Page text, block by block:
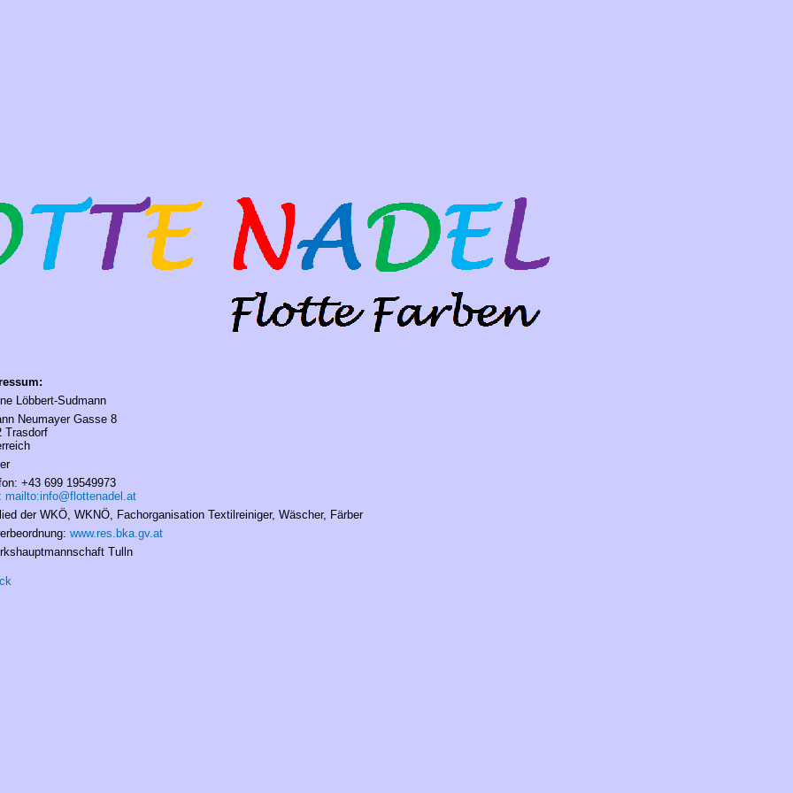
Löbbert-Sudmann
Neumayer Gasse 8
Trasdorf
+43 699 19549973
mailto:info@flottenadel.at
der WKÖ, WKNÖ, Fachorganisation Textilreiniger, Wäscher, Färber
www.res.bka.gv.at
Tulln